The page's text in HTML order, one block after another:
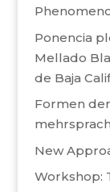
Ponencia
Mellado
de Baja
Formen
New
Workshop: